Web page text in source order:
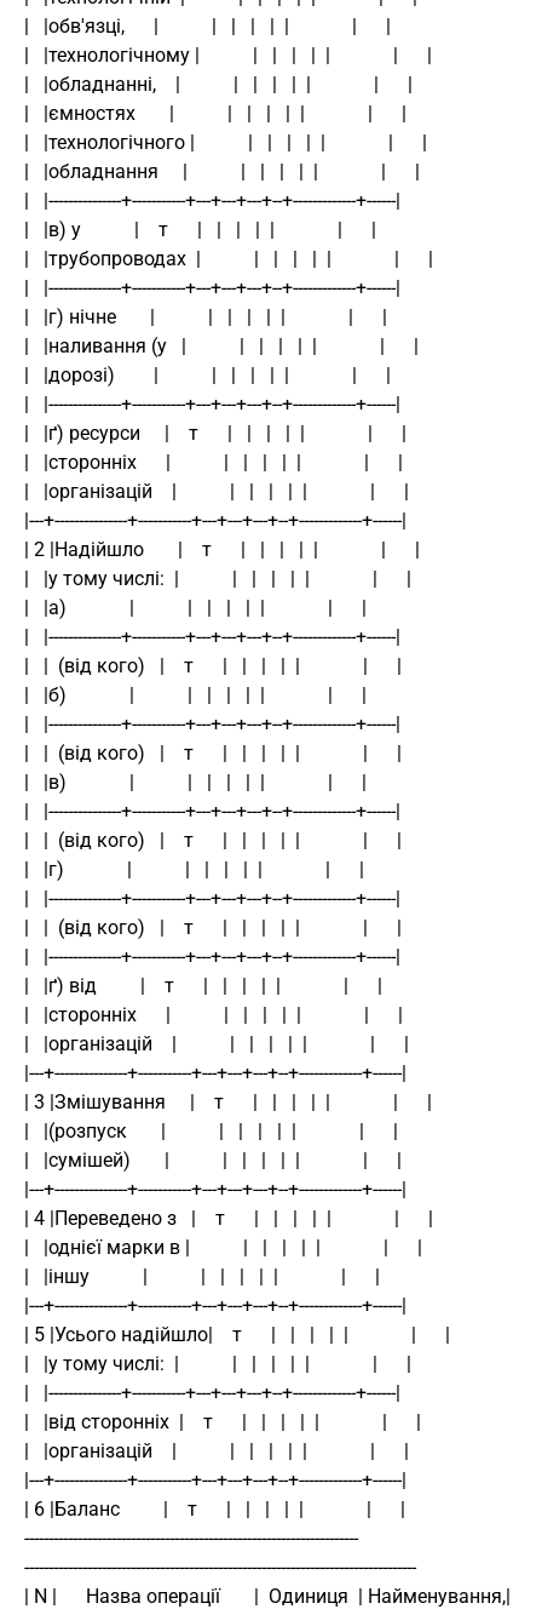
|   |обв'язці,      |           |   |   |   |  |             |      |
|   |технологічному |           |   |   |   |  |             |      |
|   |обладнанні,    |           |   |   |   |  |             |      |
|   |ємностях       |           |   |   |   |  |             |      |
|   |технологічного |           |   |   |   |  |             |      |
|   |обладнання     |           |   |   |   |  |             |      |
|   |---------------+-----------+---+---+---+--+-------------+------|
|   |в) у           |    т      |   |   |   |  |             |      |
|   |трубопроводах  |           |   |   |   |  |             |      |
|   |---------------+-----------+---+---+---+--+-------------+------|
|   |г) нічне       |           |   |   |   |  |             |      |
|   |наливання (у   |           |   |   |   |  |             |      |
|   |дорозі)        |           |   |   |   |  |             |      |
|   |---------------+-----------+---+---+---+--+-------------+------|
|   |ґ) ресурси     |    т      |   |   |   |  |             |      |
|   |сторонніх      |           |   |   |   |  |             |      |
|   |організацій    |           |   |   |   |  |             |      |
|---+---------------+-----------+---+---+---+--+-------------+------|
| 2 |Надійшло       |    т      |   |   |   |  |             |      |
|   |у тому числі:  |           |   |   |   |  |             |      |
|   |а)             |           |   |   |   |  |             |      |
|   |---------------+-----------+---+---+---+--+-------------+------|
|   |  (від кого)   |    т      |   |   |   |  |             |      |
|   |б)             |           |   |   |   |  |             |      |
|   |---------------+-----------+---+---+---+--+-------------+------|
|   |  (від кого)   |    т      |   |   |   |  |             |      |
|   |в)             |           |   |   |   |  |             |      |
|   |---------------+-----------+---+---+---+--+-------------+------|
|   |  (від кого)   |    т      |   |   |   |  |             |      |
|   |г)             |           |   |   |   |  |             |      |
|   |---------------+-----------+---+---+---+--+-------------+------|
|   |  (від кого)   |    т      |   |   |   |  |             |      |
|   |---------------+-----------+---+---+---+--+-------------+------|
|   |ґ) від         |    т      |   |   |   |  |             |      |
|   |сторонніх      |           |   |   |   |  |             |      |
|   |організацій    |           |   |   |   |  |             |      |
|---+---------------+-----------+---+---+---+--+-------------+------|
| 3 |Змішування     |    т      |   |   |   |  |             |      |
|   |(розпуск       |           |   |   |   |  |             |      |
|   |сумішей)       |           |   |   |   |  |             |      |
|---+---------------+-----------+---+---+---+--+-------------+------|
| 4 |Переведено з   |    т      |   |   |   |  |             |      |
|   |однієї марки в |           |   |   |   |  |             |      |
|   |іншу           |           |   |   |   |  |             |      |
|---+---------------+-----------+---+---+---+--+-------------+------|
| 5 |Усього надійшло|    т      |   |   |   |  |             |      |
|   |у тому числі:  |           |   |   |   |  |             |      |
|   |---------------+-----------+---+---+---+--+-------------+------|
|   |від сторонніх  |    т      |   |   |   |  |             |      |
|   |організацій    |           |   |   |   |  |             |      |
|---+---------------+-----------+---+---+---+--+-------------+------|
| 6 |Баланс         |    т      |   |   |   |  |             |      |
---------------------------------------------------------------------
---------------------------------------------------------------------------------
| N |      Назва операції       |  Одиниця  | Найменування,|